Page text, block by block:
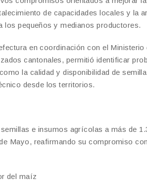
de capacidades locales y la
los pequeños y medianos productores.
en coordinación con el Ministerio
cantonales, permitió identificar
la calidad y disponibilidad de
desde los territorios.
e insumos agrícolas a más de
Mayo, reafirmando su compromiso
del maíz